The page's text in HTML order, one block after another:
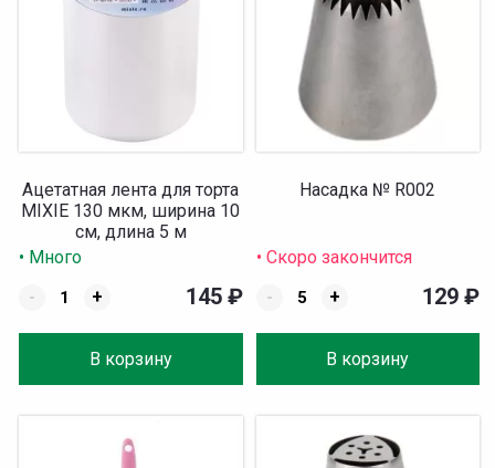
Ацетатная лента для торта
MIXIE 130 мкм, ширина 10
см, длина 5 м
• Много
-
+
В корзину
145 ₽
Насадка № R002
• Скоро закончится
-
+
В корзину
129 ₽